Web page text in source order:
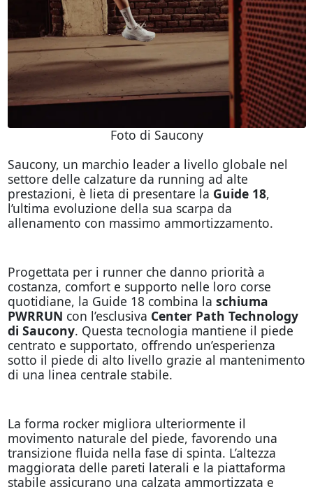
Foto di Saucony
Saucony, un marchio leader a livello globale nel
settore delle calzature da running ad alte
prestazioni, è lieta di presentare la Guide 18,
l’ultima evoluzione della sua scarpa da
allenamento con massimo ammortizzamento.
Progettata per i runner che danno priorità a
costanza, comfort e supporto nelle loro corse
quotidiane, la Guide 18 combina la schiuma
PWRRUN con l’esclusiva Center Path Technology
di Saucony. Questa tecnologia mantiene il piede
centrato e supportato, offrendo un’esperienza
sotto il piede di alto livello grazie al mantenimento
di una linea centrale stabile.
La forma rocker migliora ulteriormente il
movimento naturale del piede, favorendo una
transizione fluida nella fase di spinta. L’altezza
maggiorata delle pareti laterali e la piattaforma
stabile assicurano una calzata ammortizzata e